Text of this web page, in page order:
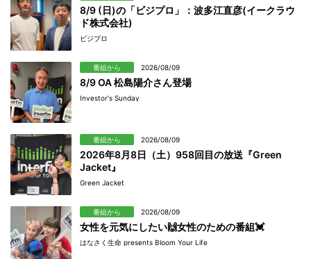
8/9 (日)の「ビジプロ」：波多江直彦(イークラウ
ド株式会社)
ビジプロ
番組から 2026/08/09
8/9 OA 松島陽介さん登場
Investor's Sunday
番組から 2026/08/09
2026年8月8日（土）958回目の放送『Green
Jacket』
Green Jacket
番組から 2026/08/09
女性を元気にしたい🙌女性のための番組💓
はなさく生命 presents Bloom Your Life